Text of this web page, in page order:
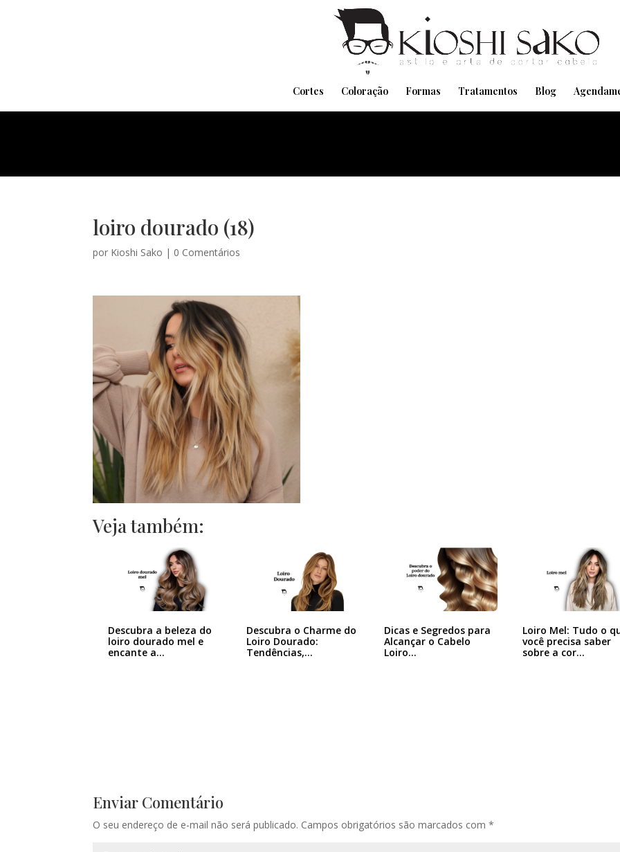
Cortes Coloração Formas Tratamentos Blog
loiro dourado (18)
por Kioshi Sako | 0 Comentários
Veja também:
Descubra a beleza do
loiro dourado mel e
encante a…
Descubra o Charme do
Loiro Dourado:
Tendências,…
Dicas e Segredos para
Alcançar o Cabelo
Loiro…
Loiro Mel: Tudo o
você precisa saber
sobre a cor…
Enviar Comentário
O seu endereço de e-mail não será publicado. Campos obrigatórios são marcados com*
Pensando em transformar seu Visual??
Agende pelo Whatsapp